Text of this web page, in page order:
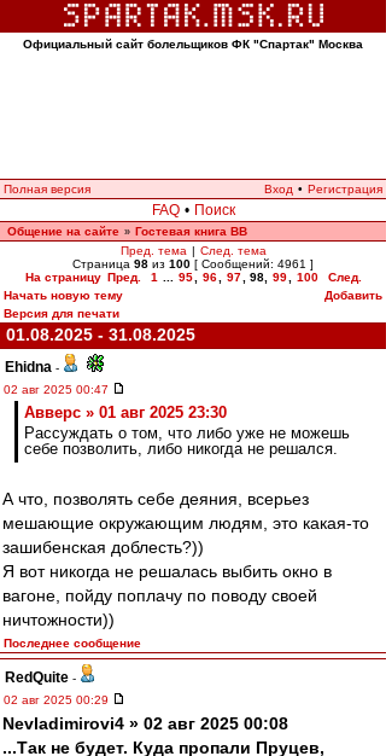
Официальный сайт болельщиков ФК "Спартак" Москва
Полная версия Вход • Регистрация
FAQ • Поиск
Общение на сайте » Гостевая книга ВВ
Пред. тема | След. тема
Страница 98 из 100 [ Сообщений: 4961 ]
На страницу Пред. 1 95 96 97 98, 99 100
След.
Начать новую тему
Добавить
Версия для печати
01.08.2025 - 31.08.2025
Ehidna -
02 авг 2025 00:47
Авверс » 01 авг 2025 23:30
Рассуждать о том, что либо уже не можешь
себе позволить, либо никогда не решался.
А что, позволять себе деяния, всерьез
мешающие окружающим людям, это какая-то
зашибенская доблесть?))
Я вот никогда не решалась выбить окно в
вагоне, пойду поплачу по поводу своей
ничтожности))
Последнее сообщение
RedQuite -
02 авг 2025 00:29
Nevladimirovi4 » 02 авг 2025 00:08
...Так не будет. Куда пропали Пруцев,